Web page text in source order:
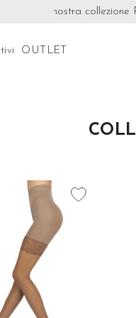
la nostra collezione
OUTLET
favorite_border